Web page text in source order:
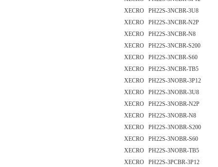
XECRO PH22S-3NCBR-3U8
XECRO PH22S-3NCBR-N2P
XECRO PH22S-3NCBR-N8
XECRO PH22S-3NCBR-S200
XECRO PH22S-3NCBR-S60
XECRO PH22S-3NCBR-TB5
XECRO PH22S-3NOBR-3P12
XECRO PH22S-3NOBR-3U8
XECRO PH22S-3NOBR-N2P
XECRO PH22S-3NOBR-N8
XECRO PH22S-3NOBR-S200
XECRO PH22S-3NOBR-S60
XECRO PH22S-3NOBR-TB5
XECRO PH22S-3PCBR-3P12